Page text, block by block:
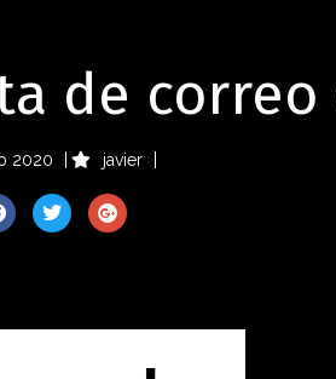
de correo
2020 javier